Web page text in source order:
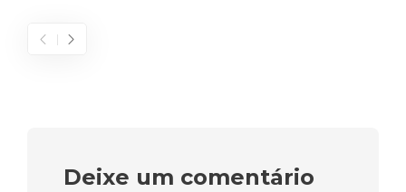
Deixe um comentário